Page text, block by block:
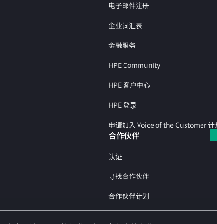
电子邮件注册
企业词汇表
金融服务
HPE Community
HPE 客户中心
HPE 登录
申请加入 Voice of the Customer 计
合作伙伴
认证
寻找合作伙伴
合作伙伴计划